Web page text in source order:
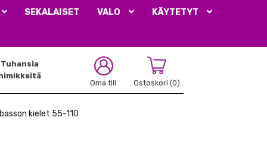
SEKALAISET VALO KÄYTETYT
Oma tili Ostoskori (0)
Tuhansia
kielet 55-110